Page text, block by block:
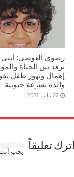
رضوي العوضي:
يرقد بين الحياة
إهمال وتهور طفل
والده بسرعة جنونية
22 يناير، 2023
اترك تعليقاً يجب